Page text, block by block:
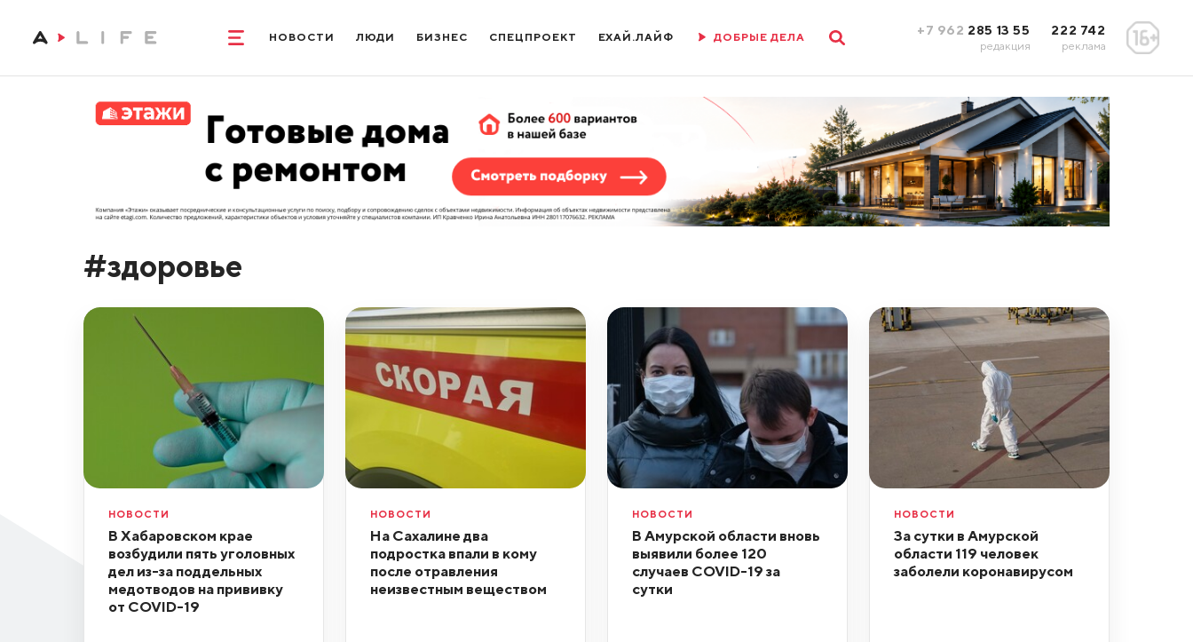
НОВОСТИ ЛЮДИ БИЗНЕС СПЕЦПРОЕКТ ЕХАЙ.ЛАЙФ ДОБРЫЕ ДЕЛА +7 962 285 13 55
редакция
222 742
реклама
#здоровье
НОВОСТИ
В Хабаровском крае
возбудили пять уголовных
дел из-за поддельных
медотводов на прививку
от COVID-19
НОВОСТИ
На Сахалине два
подростка впали в кому
после отравления
неизвестным веществом
НОВОСТИ
В Амурской области вновь
выявили более 120
случаев COVID-19 за
сутки
НОВОСТИ
За сутки в Амурской
области 119 человек
заболели коронавирусом